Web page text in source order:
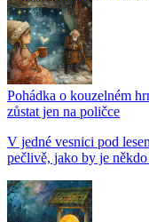
Pohádka o kouzelném
zůstat jen na poličce
V jedné vesnici pod
pečlivě, jako by je